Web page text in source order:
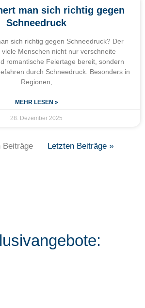
man sich richtig gegen
Schneedruck
sich richtig gegen Schneedruck? Der
Menschen nicht nur verschneite
romantische Feiertage bereit, sondern
durch Schneedruck. Besonders in
Regionen,
MEHR LESEN »
28. Dezember 2025
Beiträge Letzten Beiträge »